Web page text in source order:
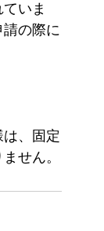
いま
の際に
、固定
せん。